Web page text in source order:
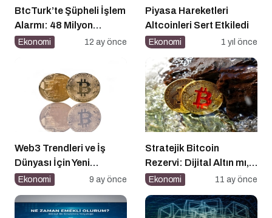
BtcTurk’te Şüpheli İşlem
Alarmı: 48 Milyon
Dolarlık Çıkış İddiası
Ekonomi 12 ay önce
Piyasa Hareketleri
Altcoinleri Sert Etkiledi
Ekonomi 1 yıl önce
Web3 Trendleri ve İş
Dünyası İçin Yeni
Fırsatlar
Ekonomi 9 ay önce
Stratejik Bitcoin
Rezervi: Dijital Altın mı,
Riskli Bir Hamle mi?
Ekonomi 11 ay önce